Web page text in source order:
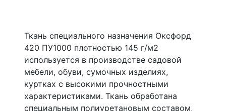
Ткань специального назначения Оксфорд
420 ПУ1000 плотностью 145 г/м2
используется в производстве садовой
мебели, обуви, сумочных изделиях,
куртках с высокими прочностными
характеристиками. Ткань обработана
специальным полиуретановым составом,